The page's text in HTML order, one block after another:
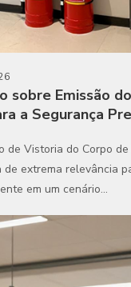
sobre Emissão
a Segurança
de Vistoria do Corpo de
de extrema relevância
em um cenário...